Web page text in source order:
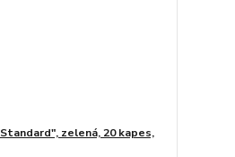
zelená, 20 kapes,